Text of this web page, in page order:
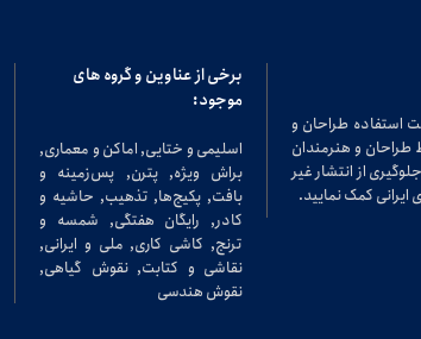
استفاده طراحان و
طراحان و هنرمندان
از انتشار غیر
کمک نمایید.
برخی از عناوین و گروه های
موجود:
اسلیمی و ختایی, اماکن و معماری,
براش ویژه, پترن, پس‌زمینه و
بافت, پکیج‌ها, تذهیب, حاشیه و
کادر, رایگان هفتگی, شمسه و
ترنج, کاشی کاری, ملی و ایرانی,
نقاشی و کتابت, نقوش گیاهی,
نقوش هندسی